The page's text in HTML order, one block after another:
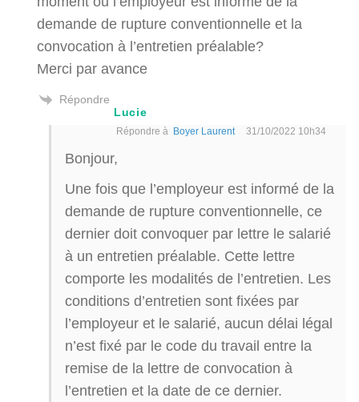
demande de rupture conventionnelle et la
convocation à l’entretien préalable?
Merci par avance
Répondre
Lucie
Répondre à Boyer Laurent 31/10/2022 10h34
Bonjour,
Une fois que l’employeur est informé de la
demande de rupture conventionnelle, ce
dernier doit convoquer par lettre le salarié
à un entretien préalable. Cette lettre
comporte les modalités de l’entretien. Les
conditions d’entretien sont fixées par
l’employeur et le salarié, aucun délai légal
n’est fixé par le code du travail entre la
remise de la lettre de convocation à
l’entretien et la date de ce dernier.